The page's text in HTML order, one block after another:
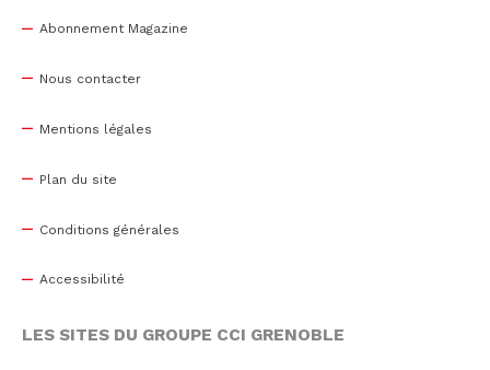
Abonnement Magazine
Nous contacter
Mentions légales
Plan du site
Conditions générales
Accessibilité
LES SITES DU GROUPE CCI GRENOBLE